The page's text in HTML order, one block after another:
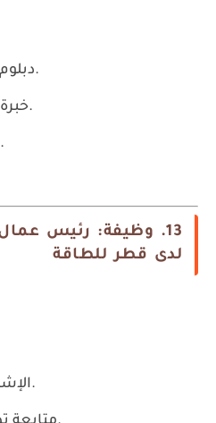
دبلوم في القياس أو الأجهزة.
خبرة في المعايرة الصناعية.
معرفة بأجهزة القياس.
13. وظيفة: رئيس عمال
لدى قطر للطاقة
الإشراف على عمليات الرفع.